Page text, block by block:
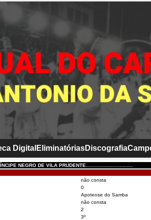
Digital EliminatóriasDiscografia
NEGRO DE VILA PRUDENTE................................
não consta
0
Apoteose do Samba
não consta
2
3º